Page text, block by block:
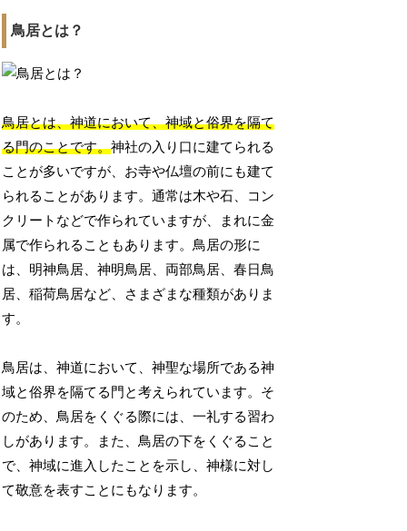
鳥居とは？
鳥居とは、神道において、神域と俗界を隔て
る門のことです。神社の入り口に建てられる
ことが多いですが、お寺や仏壇の前にも建て
られることがあります。通常は木や石、コン
クリートなどで作られていますが、まれに金
属で作られることもあります。鳥居の形に
は、明神鳥居、神明鳥居、両部鳥居、春日鳥
居、稲荷鳥居など、さまざまな種類がありま
す。
鳥居は、神道において、神聖な場所である神
域と俗界を隔てる門と考えられています。そ
のため、鳥居をくぐる際には、一礼する習わ
しがあります。また、鳥居の下をくぐること
で、神域に進入したことを示し、神様に対し
て敬意を表すことにもなります。